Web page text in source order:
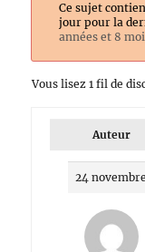
Ce sujet
jour pour la
années et 8
Vous lisez 1 fil de
Auteur
24